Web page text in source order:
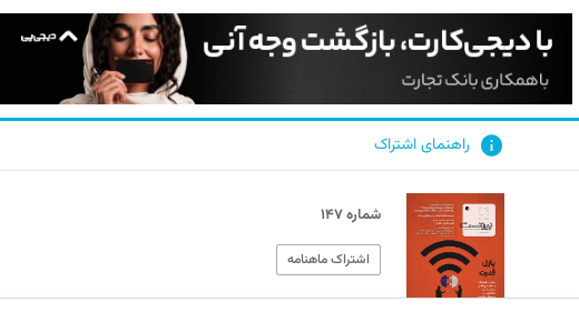
راهنمای اشتراک
شماره ۱۴۷
اشتراک ماهنامه